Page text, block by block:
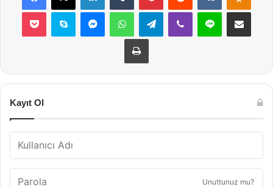
Pocket Skype MessengerWhatsAppTelegramViber Line E-Posta ile
Yazdır
Kayıt Ol
Unuttunuz mu?